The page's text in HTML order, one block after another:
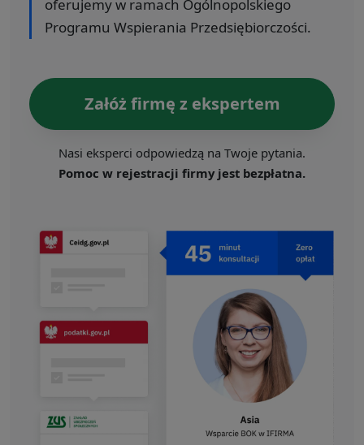
oferujemy w ramach Ogólnopolskiego
Programu Wspierania Przedsiębiorczości.
Załóż firmę z ekspertem
Nasi eksperci odpowiedzą na Twoje pytania.
Pomoc w rejestracji firmy jest bezpłatna.